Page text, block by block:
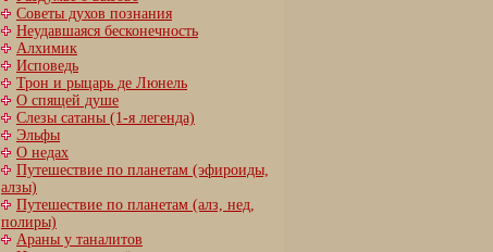
Советы духов познания
Неудавшаяся бесконечность
Алхимик
Исповедь
Трон и рыцарь де Люнель
О спящей душе
Слезы сатаны (1-я легенда)
Эльфы
О недах
Путешествие по планетам (эфироиды,
алзы)
Путешествие по планетам (алз, нед,
полиры)
Араны у таналитов